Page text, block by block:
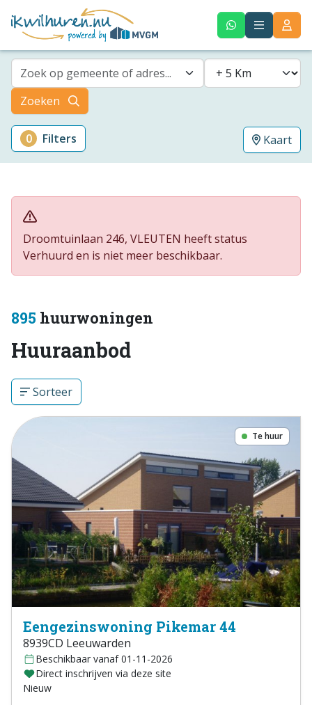
Zoek op gemeente of adres...
Zoeken
0 Filters Kaart
Droomtuinlaan 246, VLEUTEN heeft status
Verhuurd en is niet meer beschikbaar.
895 huurwoningen
Huuraanbod
Sorteer
Te huur
Eengezinswoning Pikemar 44
8939CD Leeuwarden
Beschikbaar vanaf 01-11-2026
Direct inschrijven via deze site
Nieuw